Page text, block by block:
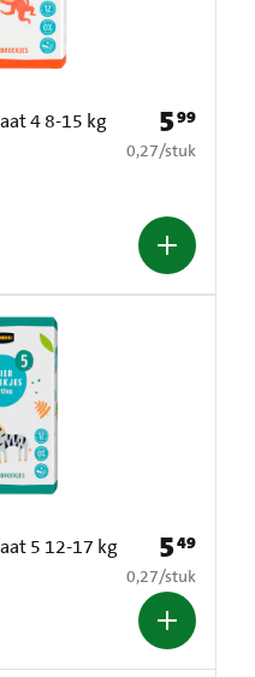
4 8-15 kg
Prijs: € 5,99
599
€ 0,27 per stuk
0,27/stuk
5 12-17 kg
Prijs: € 5,49
549
€ 0,27 per stuk
0,27/stuk